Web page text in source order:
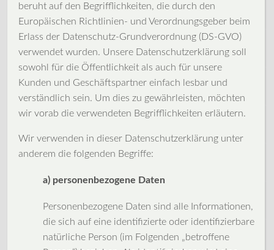
beruht auf den Begrifflichkeiten, die durch den
Europäischen Richtlinien- und Verordnungsgeber beim
Erlass der Datenschutz-Grundverordnung (DS-GVO)
verwendet wurden. Unsere Datenschutzerklärung soll
sowohl für die Öffentlichkeit als auch für unsere
Kunden und Geschäftspartner einfach lesbar und
verständlich sein. Um dies zu gewährleisten, möchten
wir vorab die verwendeten Begrifflichkeiten erläutern.
Wir verwenden in dieser Datenschutzerklärung unter
anderem die folgenden Begriffe:
a) personenbezogene Daten
Personenbezogene Daten sind alle Informationen,
die sich auf eine identifizierte oder identifizierbare
natürliche Person (im Folgenden „betroffene